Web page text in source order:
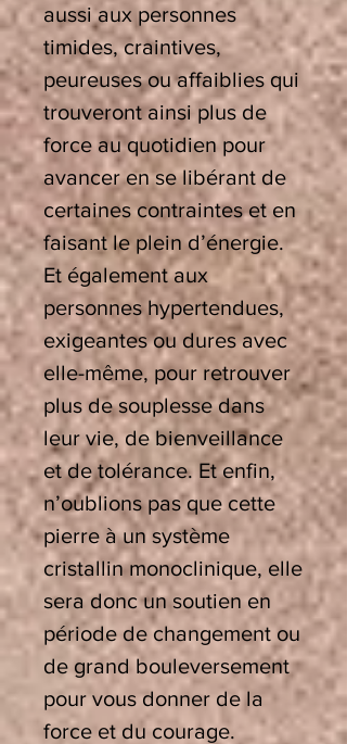
aussi aux personnes
timides, craintives,
peureuses ou affaiblies qui
trouveront ainsi plus de
force au quotidien pour
avancer en se libérant de
certaines contraintes et en
faisant le plein d’énergie.
Et également aux
personnes hypertendues,
exigeantes ou dures avec
elle-même, pour retrouver
plus de souplesse dans
leur vie, de bienveillance
et de tolérance. Et enfin,
n’oublions pas que cette
pierre à un système
cristallin monoclinique, elle
sera donc un soutien en
période de changement ou
de grand bouleversement
pour vous donner de la
force et du courage.